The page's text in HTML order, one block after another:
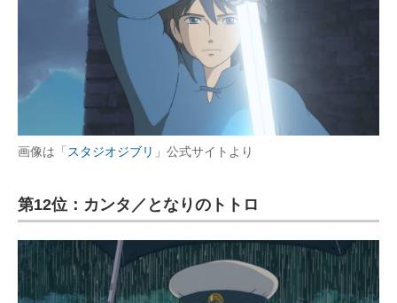
画像は「 スタジオジブリ 」公式サイトより
第12位：カンタ／となりのトトロ